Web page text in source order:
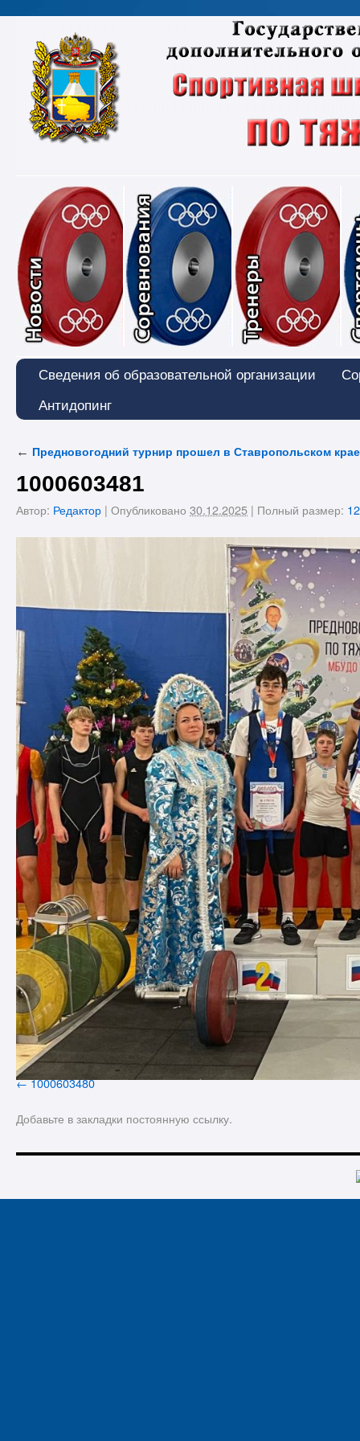
Новости Соревнования
Сведения об образовательной организации
Антидопинг
← Предновогодний турнир прошел в Ставропольском крае
1000603481
Автор: Редактор | Опубликовано 30.12.2025 | Полный размер:
1000603480
Добавьте в закладки постоянную ссылку.